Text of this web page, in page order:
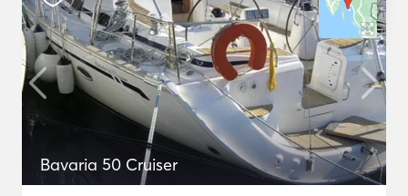
Bavaria 50 Cruiser